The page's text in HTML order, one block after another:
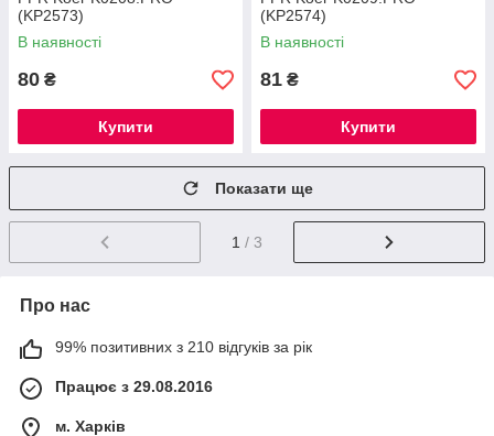
(KP2573)
В наявності
80 ₴
Купити
(KP2574)
В наявності
81 ₴
Купити
Показати ще
1 / 3
Про нас
99% позитивних з 210 відгуків за рік
Працює з 29.08.2016
м. Харків